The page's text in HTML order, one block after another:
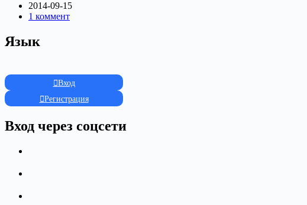
2014-09-15
1 коммент
Язык
Вход
Регистрация
Вход через соцсети